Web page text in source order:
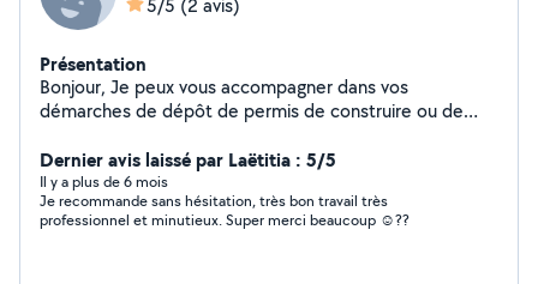
5/5 (2 avis)
Présentation
Bonjour, Je peux vous accompagner dans vos
démarches de dépôt de permis de construire ou de
démarches pour vous si nécessaire. J'ai à disposition
tout le matériel pour relever dimensions et topographie
du terrain, je possède également un logiciel performant
pour effectuer les documents à fournir avec sérieux et
Dernier avis laissé par Laëtitia : 5/5
Il y a plus de 6 mois
Je recommande sans hésitation, très bon travail très
professionnel et minutieux. Super merci beaucoup ☺️??